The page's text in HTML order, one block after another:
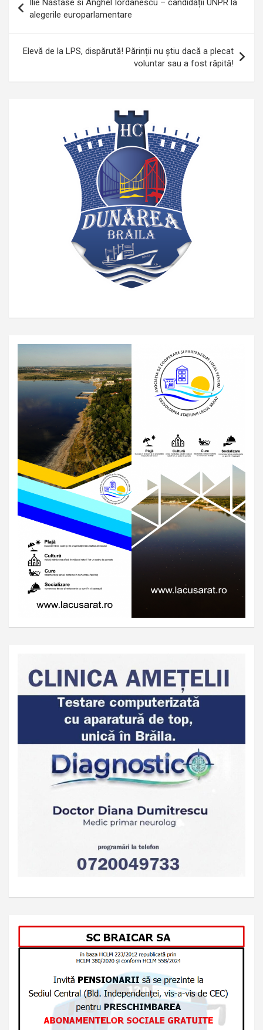
în
articole
Ilie Nastase si Anghel Iordanescu – candidații UNPR la
alegerile europarlamentare
Elevă de la LPS, dispărută! Părinții nu știu dacă a plecat
voluntar sau a fost răpită!